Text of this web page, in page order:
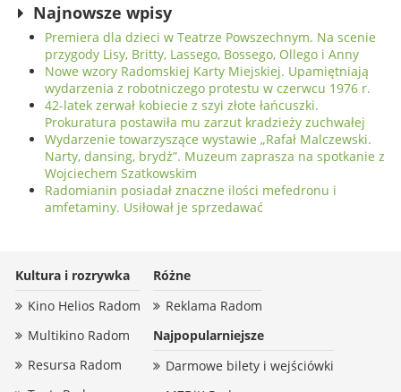
Najnowsze wpisy
Premiera dla dzieci w Teatrze Powszechnym. Na scenie
przygody Lisy, Britty, Lassego, Bossego, Ollego i Anny
Nowe wzory Radomskiej Karty Miejskiej. Upamiętniają
wydarzenia z robotniczego protestu w czerwcu 1976 r.
42-latek zerwał kobiecie z szyi złote łańcuszki.
Prokuratura postawiła mu zarzut kradzieży zuchwałej
Wydarzenie towarzyszące wystawie „Rafał Malczewski.
Narty, dansing, brydż”. Muzeum zaprasza na spotkanie z
Wojciechem Szatkowskim
Radomianin posiadał znaczne ilości mefedronu i
amfetaminy. Usiłował je sprzedawać
Kultura i rozrywka
Kino Helios Radom
Multikino Radom
Resursa Radom
Różne
Reklama Radom
Najpopularniejsze
Darmowe bilety i wejściówki